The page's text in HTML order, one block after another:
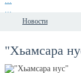
...
Новости
"Хьамсара